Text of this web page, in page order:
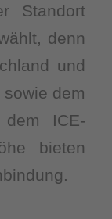
Standort
denn
und
dem
dem ICE-
bieten